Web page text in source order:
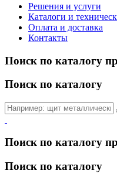
Решения и услуги
Каталоги и
Оплата и доставка
Контакты
Поиск по каталогу
Поиск по каталогу
Поиск по каталогу
Поиск по каталогу